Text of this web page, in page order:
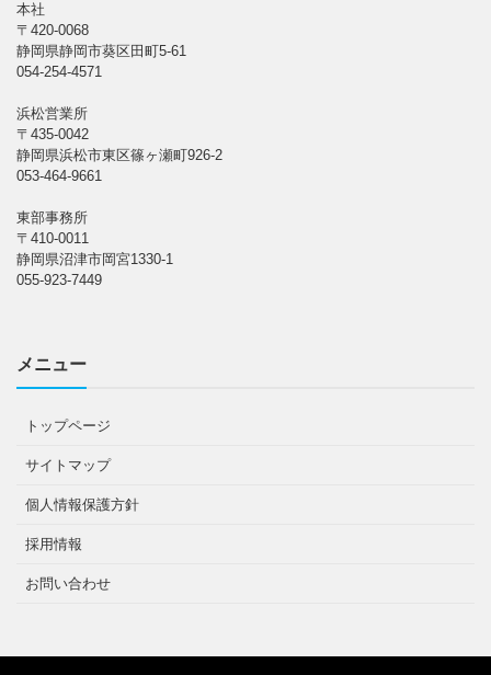
本社
〒420-0068
静岡県静岡市葵区田町5-61
054-254-4571
浜松営業所
〒435-0042
静岡県浜松市東区篠ヶ瀬町926-2
053-464-9661
東部事務所
〒410-0011
静岡県沼津市岡宮1330-1
055-923-7449
メニュー
トップページ
サイトマップ
個人情報保護方針
採用情報
お問い合わせ